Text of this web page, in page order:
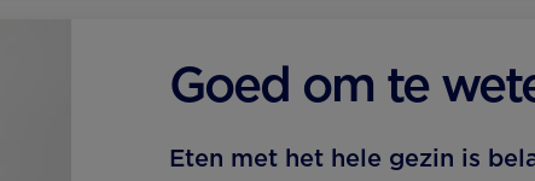
Goed om te
Eten met het hele gezin is